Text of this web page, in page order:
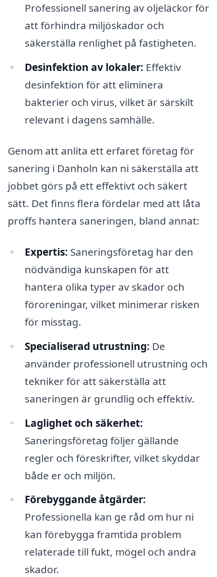
Professionell sanering av oljeläckor för
att förhindra miljöskador och
säkerställa renlighet på fastigheten.
Desinfektion av lokaler: Effektiv
desinfektion för att eliminera
bakterier och virus, vilket är särskilt
relevant i dagens samhälle.
Genom att anlita ett erfaret företag för
sanering i Danholn kan ni säkerställa att
jobbet görs på ett effektivt och säkert
sätt. Det finns flera fördelar med att låta
proffs hantera saneringen, bland annat:
Expertis: Saneringsföretag har den
nödvändiga kunskapen för att
hantera olika typer av skador och
föroreningar, vilket minimerar risken
för misstag.
Specialiserad utrustning: De
använder professionell utrustning och
tekniker för att säkerställa att
saneringen är grundlig och effektiv.
Laglighet och säkerhet:
Saneringsföretag följer gällande
regler och föreskrifter, vilket skyddar
både er och miljön.
Förebyggande åtgärder:
Professionella kan ge råd om hur ni
kan förebygga framtida problem
relaterade till fukt, mögel och andra
skador.